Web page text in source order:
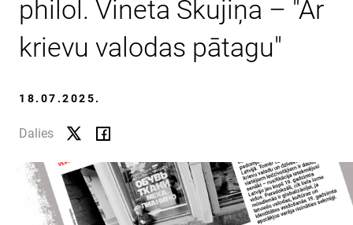
SKOLĀM
MUZEJA VEIKALS
philol. Vineta Skujiņa – "Ar
krievu valodas pātagu"
18.07.2025.
Dalies